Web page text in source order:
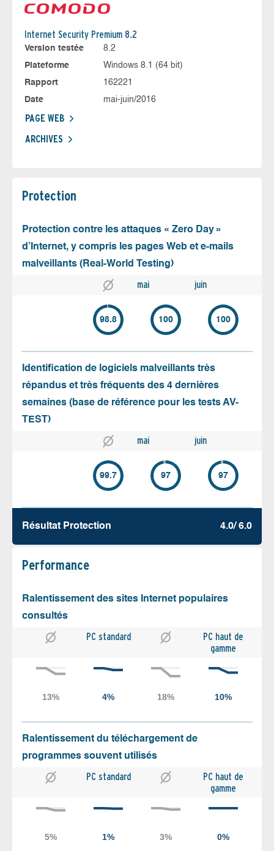
Internet Security Premium 8.2
Version testée
8.2
Plateforme
Windows 8.1 (64 bit)
Rapport
162221
Date
mai-juin/2016
PAGE WEB
ARCHIVES
Protection
Protection contre les attaques « Zero Day »
d’Internet, y compris les pages Web et e-mails
malveillants (Real-World Testing)
mai juin
98.8 100 100
Identification de logiciels malveillants très
répandus et très fréquents des 4 dernières
semaines (base de référence pour les tests AV-
TEST)
mai juin
99.7 97 97
Résultat Protection 4.0/ 6.0
Performance
Ralentissement des sites Internet populaires
consultés
PC standard
PC haut de
gamme
Ralentissement du téléchargement de
programmes souvent utilisés
PC standard
PC haut de
gamme